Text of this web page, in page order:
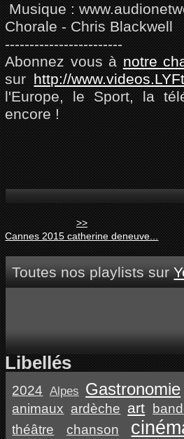
Musique :
Chorale - Chris Blackwell
------------------------
Abonnez vous ànotre
surhttp://
l'Europe, le Sport, la
encore !
>>
Cannes 2015 catherine deneuve...
Toutes nos playlists sur
Libellés
2024 Alpes Gastronomie
animaux ardèche art
théâtre
chanson